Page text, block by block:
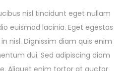
nisl tincidunt eget nullam
euismod lacinia. Eget egestas
nisl. Dignissim diam quis enim
dui. Sed adipiscing diam
Aliquet enim tortor at auctor